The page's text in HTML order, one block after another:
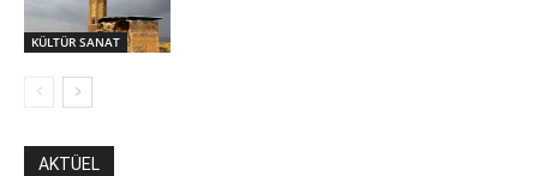
KÜLTÜR SANAT
AKTÜEL